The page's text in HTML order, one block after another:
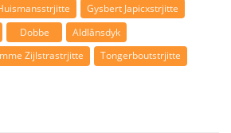
Gysbert Japicxstrjitte
Dobbe
Aldlânsdyk
Zijlstrastrjitte
Tongerboutstrjitte